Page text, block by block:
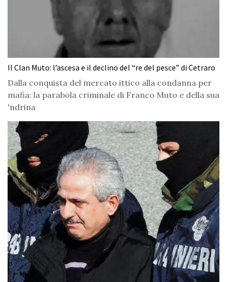
Il Clan Muto: l’ascesa e il declino del “re del pesce” di Cetraro
Dalla conquista del mercato ittico alla condanna per
mafia: la parabola criminale di Franco Muto e della sua
'ndrina